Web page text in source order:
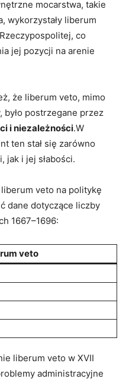
mocarstwa, takie
wykorzystały liberum
co
jej pozycji ​na arenie
że⁢ liberum veto, mimo
postrzegane‌ przez
i niezależności.W
ten⁢ stał się zarówno
jak i ⁤jej słabości.
veto na politykę
dane dotyczące liczby
1667–1696:
⁤veto
liberum veto w XVII
administracyjne‍